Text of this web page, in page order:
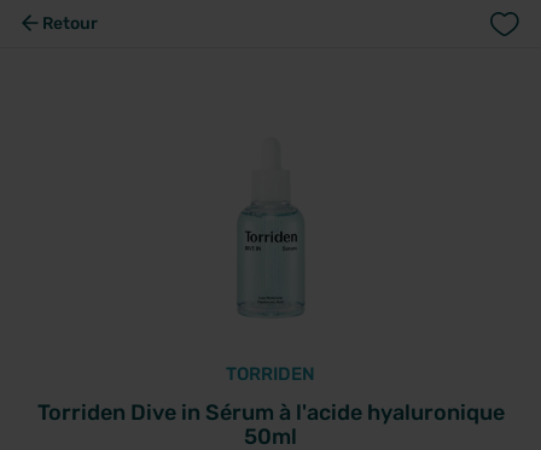
Retour
TORRIDEN
Torriden Dive in Sérum à l'acide hyaluronique
50ml